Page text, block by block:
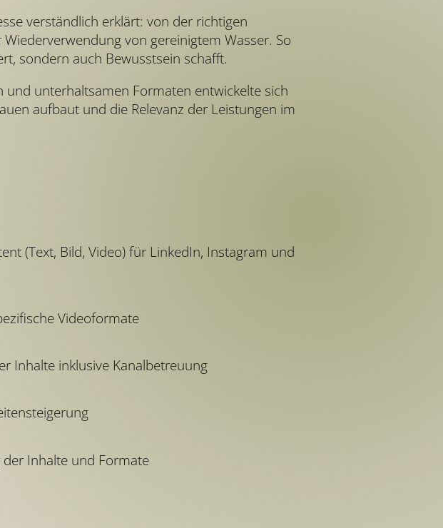
verständlich erklärt: von der richtigen
von gereinigtem Wasser. So
sondern auch Bewusstsein schafft.
unterhaltsamen Formaten entwickelte sich
aufbaut und die Relevanz der Leistungen im
(Text, Bild, Video) für LinkedIn, Instagram und
Videoformate
Inhalte inklusive Kanalbetreuung
Inhalte und Formate